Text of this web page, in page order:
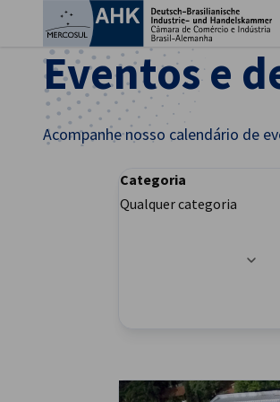
Eventos e
Acompanhe nosso calendário de
Opções de filtro
Categoria
Qualquer categoria